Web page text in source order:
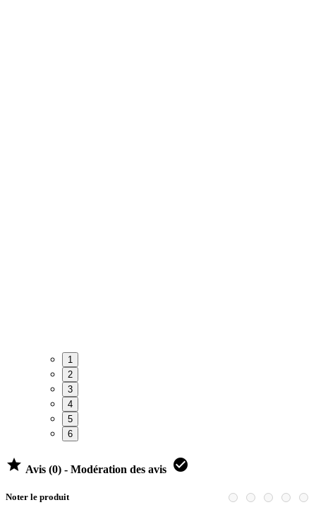
1
2
3
4
5
6
 Avis (0) - Modération des avis 
Noter le produit